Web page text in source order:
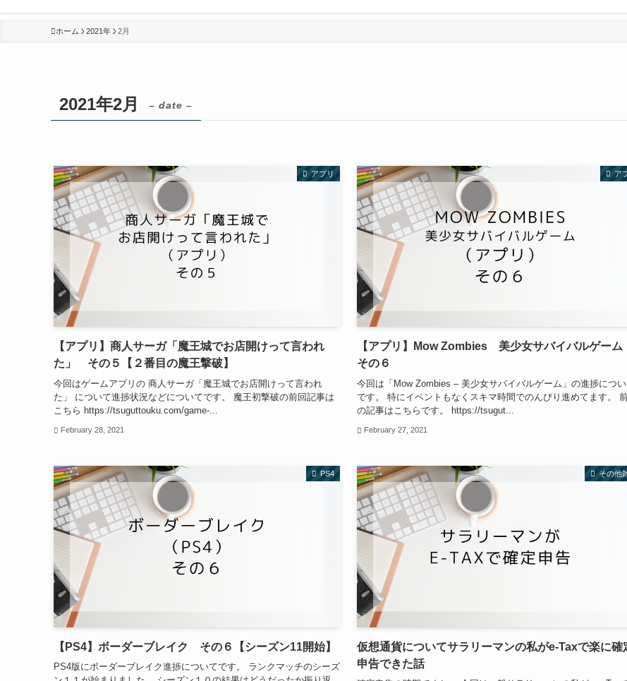
ホーム 2021年 2月
2021年2月 – date –
アプリ
【アプリ】商人サーガ「魔王城でお店開けって言われ
た」 その５【２番目の魔王撃破】
今回はゲームアプリの 商人サーガ「魔王城でお店開けって言われ
た」 について進捗状況などについてです。 魔王初撃破の前回記事は
こちら https://tsuguttouku.com/game-...
February 28, 2021
ア
【アプリ】Mow Zombies 美少女サバイバルゲー
その６
今回は「Mow Zombies – 美少女サバイバルゲーム」の進捗につ
です。 特にイベントもなくスキマ時間でのんびり進めてます。
の記事はこちらです。 https://tsugut...
February 27, 2021
PS4
【PS4】ボーダーブレイク その６【シーズン11開始】
PS4版にボーダーブレイク進捗についてです。 ランクマッチのシーズ
その他
仮想通貨についてサラリーマンの私がe-Taxで楽に確
申告できた話